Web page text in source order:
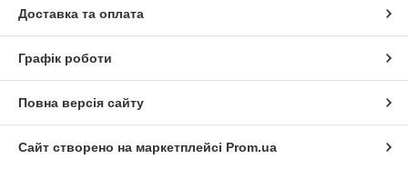
Доставка та оплата
Графік роботи
Повна версія сайту
Сайт створено на маркетплейсі Prom.ua